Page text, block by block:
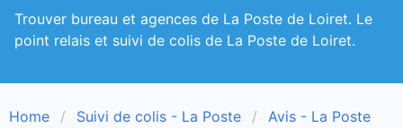
Trouver bureau et agences de La Poste de Loiret. Le
point relais et suivi de colis de La Poste de Loiret.
Home Suivi de colis - La Poste
Avis - La Poste